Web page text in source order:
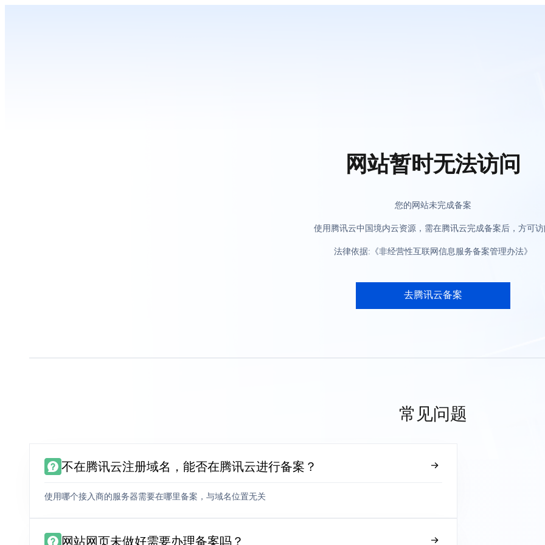
网站暂时无法访问
您的网站未完成备案
使用腾讯云中国境内云资源，需在腾讯云完成备案后，方可
法律依据:《非经营性互联网信息服务备案管理办法》
去腾讯云备案
常见问题
不在腾讯云注册域名，能否在腾讯云进行备案？
使用哪个接入商的服务器需要在哪里备案，与域名位置无关
网站网页未做好需要办理备案吗？